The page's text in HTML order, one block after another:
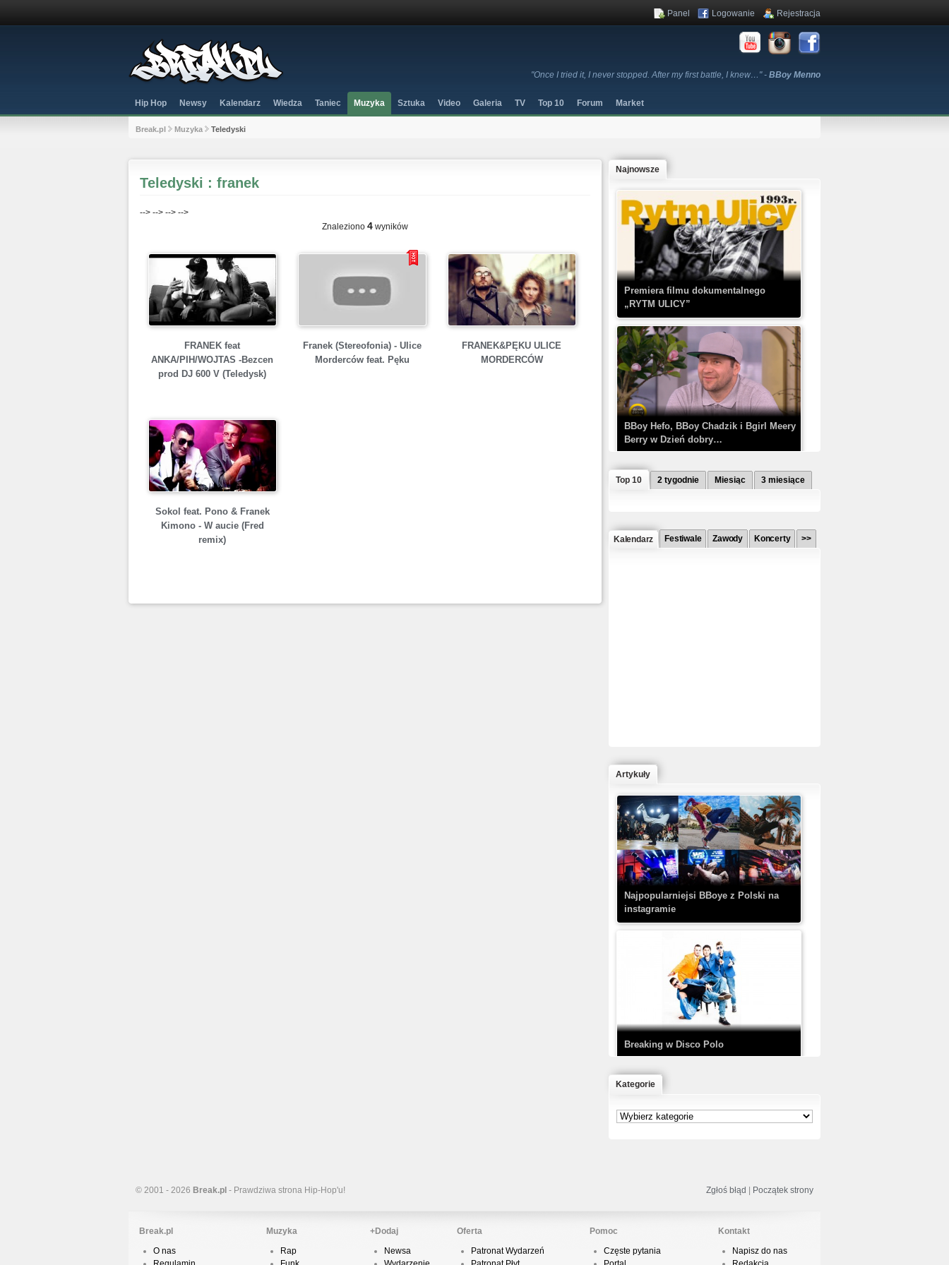
"Once I tried it, I never stopped. After my first battle, I knew…" - BBoy Menno
Panel Logowanie Rejestracja
Hip Hop Newsy Kalendarz Wiedza Taniec Muzyka Sztuka Video Galeria TV Top 10 Forum Market
Break.pl Muzyka Teledyski
Teledyski : franek
--> --> --> -->
Znaleziono 4 wyników
FRANEK feat
ANKA/PIH/WOJTAS -Bezcen
prod DJ 600 V (Teledysk)
Franek (Stereofonia) - Ulice
Morderców feat. Pęku
FRANEK&PĘKU ULICE
MORDERCÓW
Sokol feat. Pono & Franek
Kimono - W aucie (Fred
remix)
Najnowsze
Premiera filmu dokumentalnego
„RYTM ULICY”
BBoy Hefo, BBoy Chadzik i Bgirl Meery
Berry w Dzień dobry…
Kaczorex w najnowszym klipie: HRYPA
– Kobieta z walizką
TEDE & SIR MICH - KICKDOWN /
DISCO NOIR
Prod. Chubeats, Scratch:…
KrisBo - Cienie
Top 10 2 tygodnie Miesiąc 3 miesiące
Kalendarz Festiwale Zawody Koncerty >>
Artykuły
Najpopularniejsi BBoye z Polski na
instagramie
Breaking w Disco Polo
Kategorie
© 2001 - 2026 Break.pl - Prawdziwa strona Hip-Hop'u! Zgłoś błąd | Początek strony
Break.pl
O nas
Muzyka
Rap
+Dodaj
Newsa
Oferta
Patronat Wydarzeń
Pomoc
Częste pytania
Kontakt
Napisz do nas